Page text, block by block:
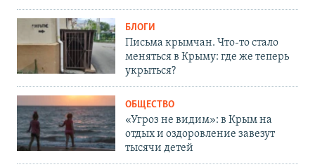
БЛОГИ
Письма крымчан. Что-то стало
меняться в Крыму: где же теперь
укрыться?
ОБЩЕСТВО
«Угроз не видим»: в Крым на
отдых и оздоровление завезут
тысячи детей